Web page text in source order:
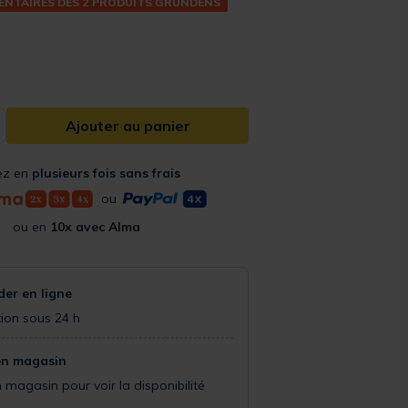
Ajouter au panier
en plusieurs fois sans frais
ou
ou en 10x avec Alma
en ligne
sous 24 h
magasin
magasin pour voir la disponibilité